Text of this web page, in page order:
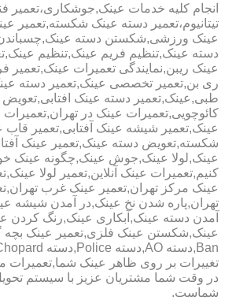
انجام کلیه خدمات عینک,جوشکاری،تعمیر
تیتانیوم،تعمیر دسته عینک شکسته,تعمیر
عینک ورزشی,شکستن دسته
دسته عینک,تنظیم فریم عینک,تنظیم
عینک ریبن,نمایندگی تعمیرات عینک,تعمیر
ری بن,تعمیر تخصصی عینک,تعمیر دسته
طبی,عینک,تعمیر دسته عینک
کائوچویی,تعمیرات عینک در
عینک,تعمیر شیشه عینک آفتابی,تعمیر قاب
شکسته,تعویض دسته عینک,تعمیر عینک
عینک,لولا عینک,جوش عینک,چگونه عینک
کنیم,تعمیرات عینک آنلاین,تعمیر لولا
عینک مرکز تهران,تعمیر عینک غرب
تهران,پاره شدن نخ عینک,در آمدن شیشه
آمدن دسته عینک,آبکاری عینک,رنگ
تغییرات بر روی ظاهر عینک
در وقت شما مشتریان عزیز با سیستم
شماست.